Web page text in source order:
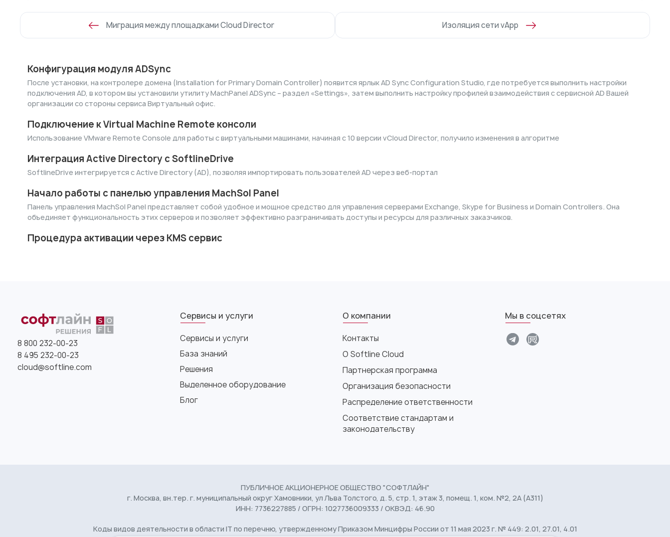
Миграция между площадками Cloud Director Изоляция сети vApp
Конфигурация модуля ADSync
После установки, на контролере домена (Installation for Primary Domain Controller) появится ярлык AD Sync Configuration Studio, где потребуется выполнить настройки
подключения AD, в котором вы установили утилиту MachPanel ADSync – раздел «Settings», затем выполнить настройку профилей взаимодействия с сервисной AD Вашей
организации со стороны сервиса Виртуальный офис.
Подключение к Virtual Machine Remote консоли
Использование VMware Remote Console для работы с виртуальными машинами, начиная с 10 версии vCloud Director, получило изменения в алгоритме
Интеграция Active Directory с SoftlineDrive
SoftlineDrive интегрируется с Active Directory (AD), позволяя импортировать пользователей AD через веб-портал
Начало работы с панелью управления MachSol Panel
Панель управления MachSol Panel представляет собой удобное и мощное средство для управления серверами Exchange, Skype for Business и Domain Controllers. Она
объединяет функциональность этих серверов и позволяет эффективно разграничивать доступы и ресурсы для различных заказчиков.
Процедура активации через KMS сервис
8 800 232-00-23
8 495 232-00-23
cloud@softline.com
Сервисы и услуги
Сервисы и услуги
База знаний
Решения
Выделенное оборудование
Блог
О компании
Контакты
О Softline Cloud
Партнерская программа
Организация безопасности
Распределение ответственности
Соответствие стандартам и
законодательству
Мы в соцсетях
ПУБЛИЧНОЕ АКЦИОНЕРНОЕ ОБЩЕСТВО "СОФТЛАЙН"
г. Москва, вн.тер. г. муниципальный округ Хамовники, ул Льва Толстого, д. 5, стр. 1, этаж 3, помещ. 1, ком. №2, 2А (А311)
ИНН: 7736227885 / ОГРН: 1027736009333 / ОКВЭД: 46.90
Коды видов деятельности в области IT по перечню, утвержденному Приказом Минцифры России от 11 мая 2023 г. № 449: 2.01, 27.01, 4.01